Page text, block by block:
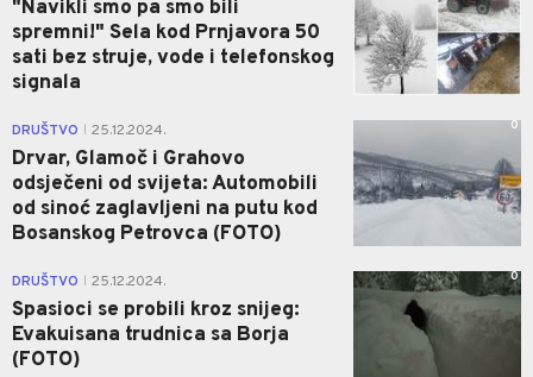
"Navikli smo pa smo bili
spremni!" Sela kod Prnjavora 50
sati bez struje, vode i telefonskog
signala
DRUŠTVO 25.12.2024.
Drvar, Glamoč i Grahovo
odsječeni od svijeta: Automobili
od sinoć zaglavljeni na putu kod
Bosanskog Petrovca (FOTO)
0
DRUŠTVO 25.12.2024.
Spasioci se probili kroz snijeg:
Evakuisana trudnica sa Borja
(FOTO)
0